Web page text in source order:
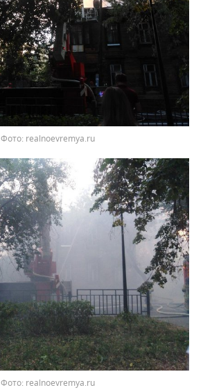
Фото: realnoevremya.ru
Фото: realnoevremya.ru